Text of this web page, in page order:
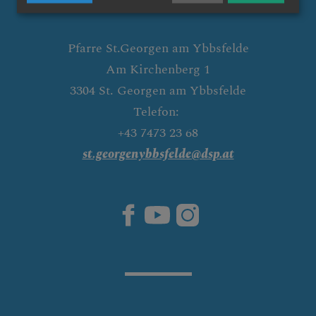
Pfarre St.Georgen am Ybbsfelde
Am Kirchenberg 1
3304 St. Georgen am Ybbsfelde
Telefon:
+43 7473 23 68
st.georgenybbsfelde@dsp.at